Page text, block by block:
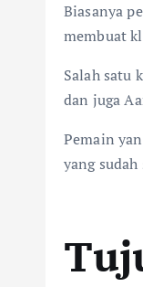
Biasanya
membuat
Salah satu
dan juga
Pemain
yang